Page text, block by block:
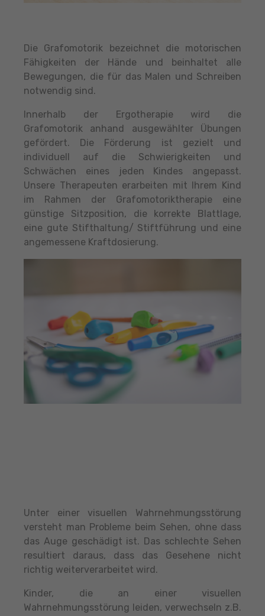
Die Grafomotorik bezeichnet die motorischen
Fähigkeiten der Hände und beinhaltet alle
Bewegungen, die für das Malen und Schreiben
notwendig sind.
Innerhalb der Ergotherapie wird die
Grafomotorik anhand ausgewählter Übungen
gefördert. Die Förderung ist gezielt und
individuell auf die Schwierigkeiten und
Schwächen eines jeden Kindes angepasst.
Unsere Therapeuten erarbeiten mit Ihrem Kind
im Rahmen der Grafomotoriktherapie eine
günstige Sitzposition, die korrekte Blattlage,
eine gute Stifthaltung/ Stiftführung und eine
angemessene Kraftdosierung.
Unter einer visuellen Wahrnehmungsstörung
versteht man Probleme beim Sehen, ohne dass
das Auge geschädigt ist. Das schlechte Sehen
resultiert daraus, dass das Gesehene nicht
richtig weiterverarbeitet wird.
Kinder, die an einer visuellen
Wahrnehmungsstörung leiden, verwechseln z.B.